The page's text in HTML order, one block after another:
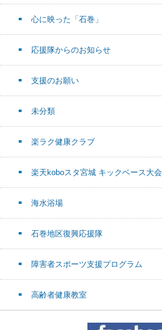
心に映った「石巻」
応援隊からのお知らせ
支援のお願い
未分類
楽ラク健康クラブ
楽天koboスタ宮城 キックベース大会
海水浴場
石巻地区復興応援隊
障害者スポーツ支援プログラム
高齢者健康教室